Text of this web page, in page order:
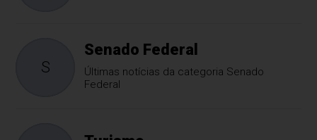
S
Senado Federal
Últimas notícias da categoria Senado
Federal